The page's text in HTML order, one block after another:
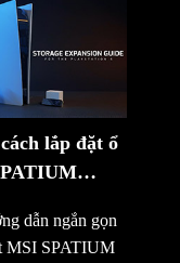
lắp đặt ổ
trữ | MSI
dẫn ngắn gọn
MSI SPATIUM